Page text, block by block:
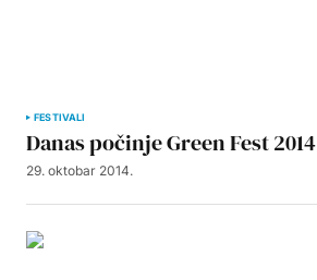
FESTIVALI
Danas počinje Green Fest 2014
29. oktobar 2014.